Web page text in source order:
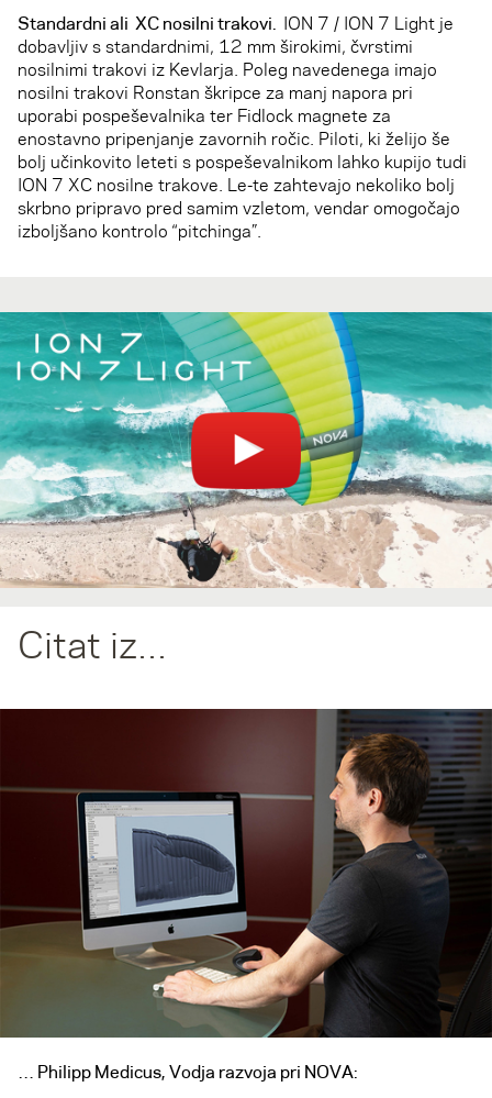
Standardni ali XC nosilni trakovi. ION 7 / ION 7 Light je
dobavljiv s standardnimi, 12 mm širokimi, čvrstimi
nosilnimi trakovi iz Kevlarja. Poleg navedenega imajo
nosilni trakovi Ronstan škripce za manj napora pri
uporabi pospeševalnika ter Fidlock magnete za
enostavno pripenjanje zavornih ročic. Piloti, ki želijo še
bolj učinkovito leteti s pospeševalnikom lahko kupijo tudi
ION 7 XC nosilne trakove. Le-te zahtevajo nekoliko bolj
skrbno pripravo pred samim vzletom, vendar omogočajo
izboljšano kontrolo “pitchinga”.
Citat iz...
… Philipp Medicus, Vodja razvoja pri NOVA: